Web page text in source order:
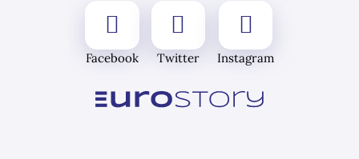
Facebook Twitter Instagram